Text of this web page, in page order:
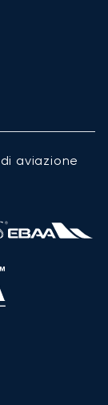
aviazione